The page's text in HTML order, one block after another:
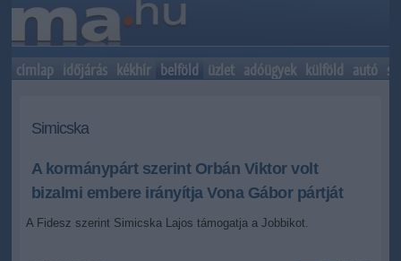
címlap időjárás kékhír belföld üzlet adóügyek külföld autó
Simicska
A kormánypárt szerint Orbán Viktor volt
bizalmi embere irányítja Vona Gábor pártját
A Fidesz szerint Simicska Lajos támogatja a Jobbikot.